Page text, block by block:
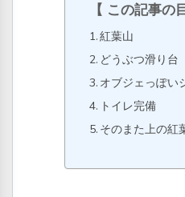
この記事の
紅葉山
どうぶつ滑り台
オブジェっぽい
トイレ完備
そのまた上の紅